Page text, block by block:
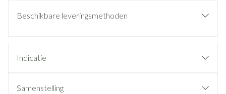
Beschikbare leveringsmethoden
Indicatie
Samenstelling